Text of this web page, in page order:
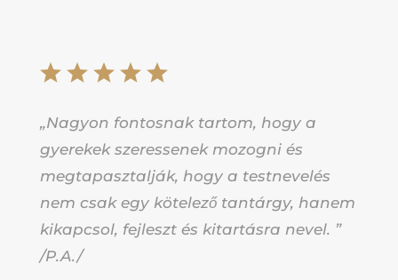
„Nagyon fontosnak tartom, hogy a
gyerekek szeressenek mozogni és
megtapasztalják, hogy a testnevelés
nem csak egy kötelező tantárgy, hanem
kikapcsol, fejleszt és kitartásra nevel. ”
/P.A./